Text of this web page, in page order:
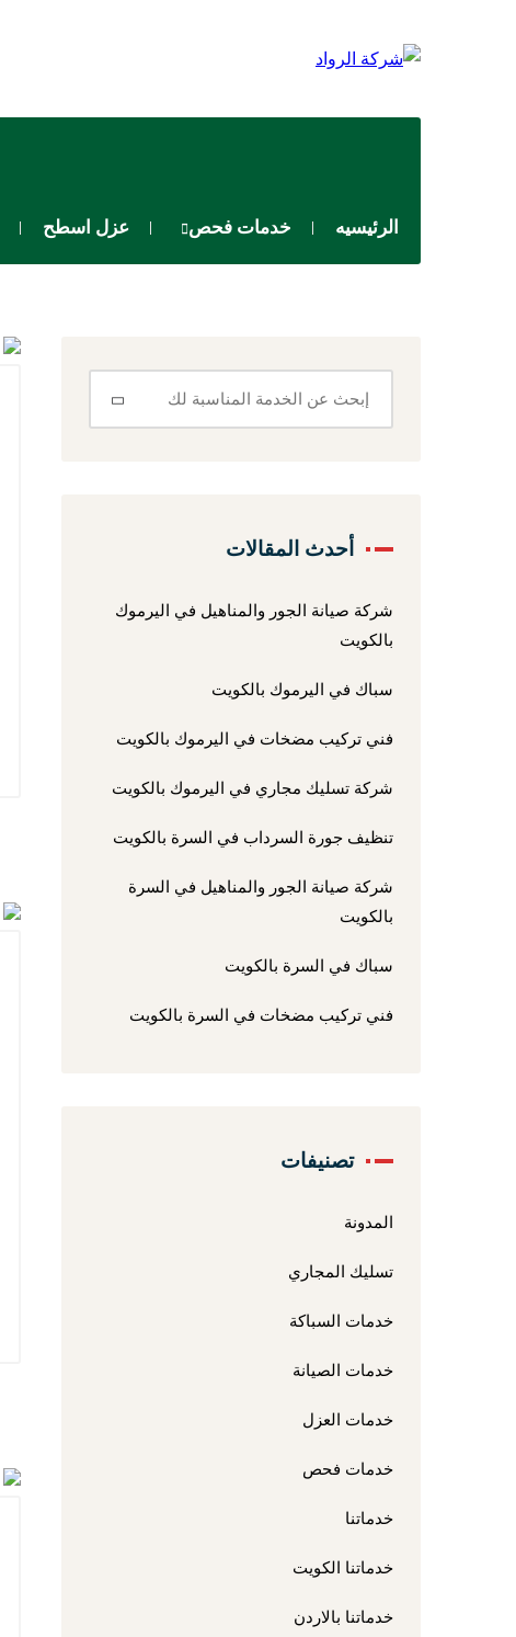
الرئيسيه خدمات فحص عزل اسطح
أحدث المقالات
شركة صيانة الجور والمناهيل في اليرموك
بالكويت
سباك في اليرموك بالكويت
فني تركيب مضخات في اليرموك بالكويت
شركة تسليك مجاري في اليرموك بالكويت
تنظيف جورة السرداب في السرة بالكويت
شركة صيانة الجور والمناهيل في السرة
بالكويت
سباك في السرة بالكويت
فني تركيب مضخات في السرة بالكويت
تصنيفات
المدونة
تسليك المجاري
خدمات السباكة
خدمات الصيانة
خدمات العزل
خدمات فحص
خدماتنا
خدماتنا الكويت
خدماتنا بالاردن